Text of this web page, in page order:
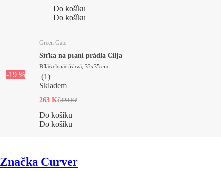
Do košíku
Do košíku
-19 %
Green Gate
Síťka na praní prádla Cilja
Bílá/zelená/růžová, 32x35 cm
(1)
Skladem
263 Kč328 Kč
Do košíku
Do košíku
Značka Curver